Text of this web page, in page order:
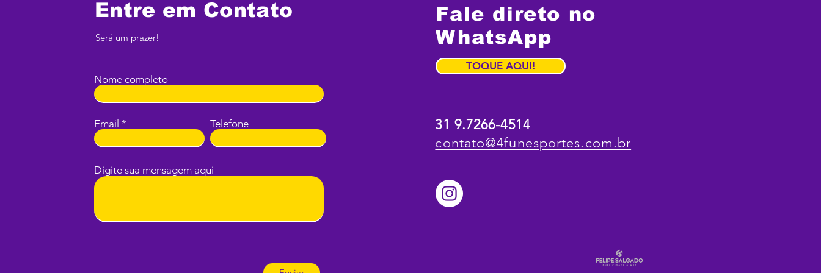
Entre em Contato
Será um prazer!
Nome completo
Email Telefone
Digite sua mensagem aqui
Fale direto no
WhatsApp
TOQUE AQUI!
31 9.7266-4514
contato@4funesportes.com.br